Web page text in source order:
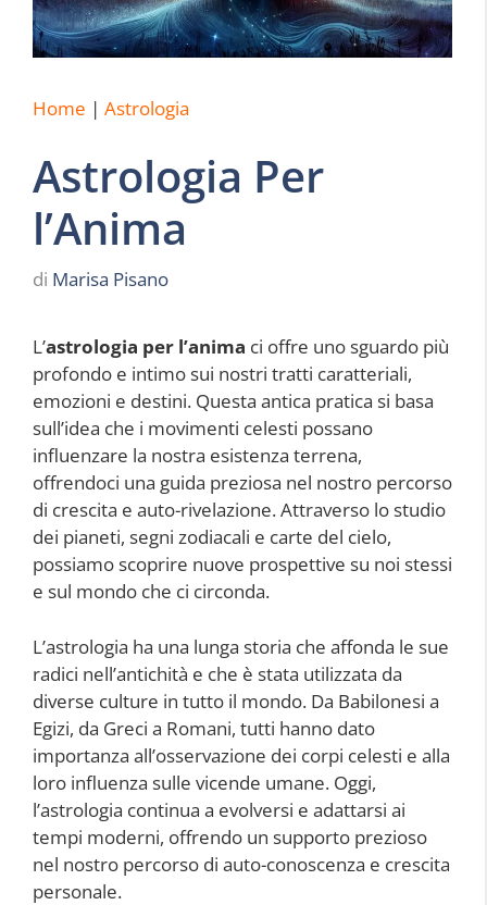
Home | Astrologia
Astrologia Per
l’Anima
di Marisa Pisano
L’astrologia per l’anima ci offre uno sguardo più
profondo e intimo sui nostri tratti caratteriali,
emozioni e destini. Questa antica pratica si basa
sull’idea che i movimenti celesti possano
influenzare la nostra esistenza terrena,
offrendoci una guida preziosa nel nostro percorso
di crescita e auto-rivelazione. Attraverso lo studio
dei pianeti, segni zodiacali e carte del cielo,
possiamo scoprire nuove prospettive su noi stessi
e sul mondo che ci circonda.
L’astrologia ha una lunga storia che affonda le sue
radici nell’antichità e che è stata utilizzata da
diverse culture in tutto il mondo. Da Babilonesi a
Egizi, da Greci a Romani, tutti hanno dato
importanza all’osservazione dei corpi celesti e alla
loro influenza sulle vicende umane. Oggi,
l’astrologia continua a evolversi e adattarsi ai
tempi moderni, offrendo un supporto prezioso
nel nostro percorso di auto-conoscenza e crescita
personale.